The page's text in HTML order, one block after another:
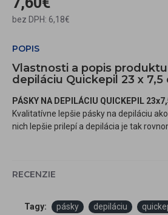
bez DPH: 6,18€
POPIS
Vlastnosti a popis produktu
depiláciu Quickepil 23 x 7,5
PÁSKY NA DEPILÁCIU QUICKEPIL
Kvalitatívne lepšie pásky na depiláciu
nich lepšie prilepí a depilácia je tak
RECENZIE
Tagy: pásky depiláciu